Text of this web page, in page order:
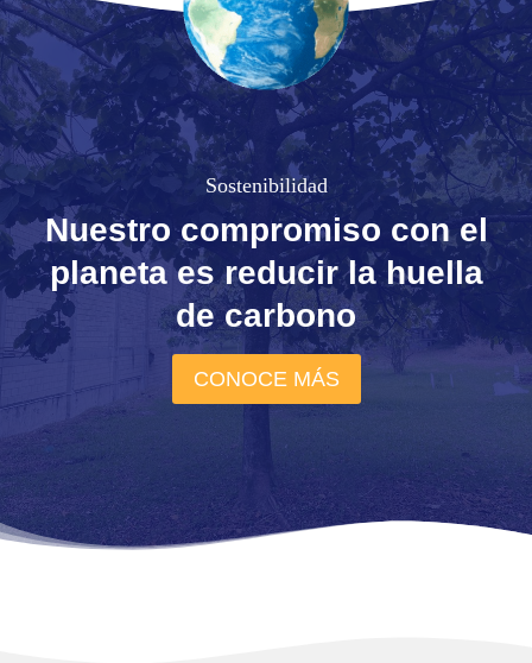
Sostenibilidad
Nuestro compromiso con el
planeta es reducir la huella
de carbono
CONOCE MÁS